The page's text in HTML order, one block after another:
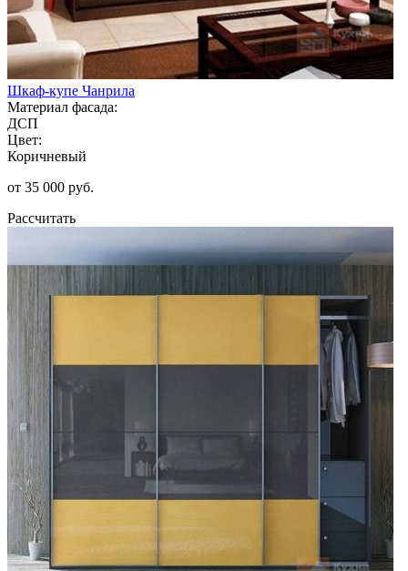
Шкаф-купе Чанрила
Материал фасада:
ДСП
Цвет:
Коричневый
от 35 000 руб.
Рассчитать